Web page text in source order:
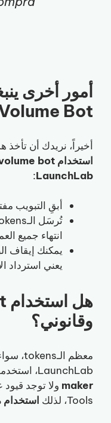
أمور أخرى
Bot
أخيراً، نريدك أن تأخذ
LaunchLab
:
أبقِ التبويب
انتهاء جميع
يمكنك إيقاف
يعني استرداد
وقانوني؟
LaunchLab، استخدمت أدوات مثل
maker
Tools، لذلك
استخدام